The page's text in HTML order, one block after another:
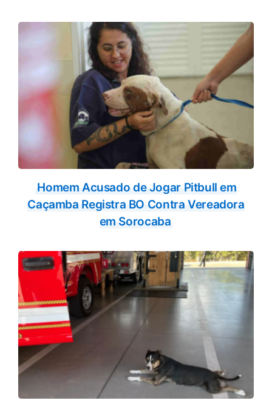
Homem Acusado de Jogar Pitbull em
Caçamba Registra BO Contra Vereadora
em Sorocaba